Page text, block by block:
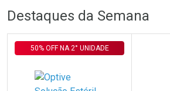
Laboratório
Por Menos
Destaques da Semana
50% OFF NA 2° UNIDADE